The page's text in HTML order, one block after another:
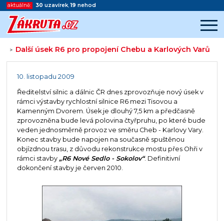
aktuálně: 30 uzavírek,19 nehod
> Další úsek R6 pro propojení Chebu a Karlových Varů
Začátek reklamy
10. listopadu 2009
Ředitelství silnic a dálnic ČR dnes zprovozňuje nový úsek v
rámci výstavby rychlostní silnice R6 mezi Tisovou a
Kamenným Dvorem. Úsek je dlouhý 7,5 km a předčasně
zprovozněna bude levá polovina čtyřpruhu, po které bude
veden jednosměrně provoz ve směru Cheb - Karlovy Vary.
Konec stavby bude napojen na současně spuštěnou
objízdnou trasu, z důvodu rekonstrukce mostu přes Ohři v
rámci stavby „R6 Nové Sedlo - Sokolov“. Definitivní
dokončení stavby je červen 2010.